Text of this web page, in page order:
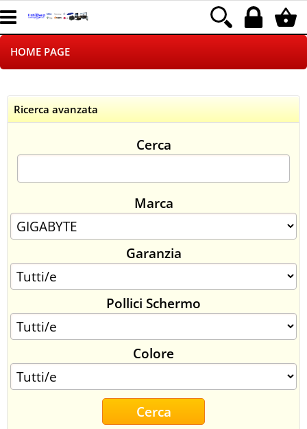
HOME PAGE
LOGISTICA
NEGOZI ON LINE
SINCRONIZZATI CON NOI
SPEDIZIONI
CONTATTI
Ricerca avanzata
Cerca
Marca
Garanzia
Pollici Schermo
Colore